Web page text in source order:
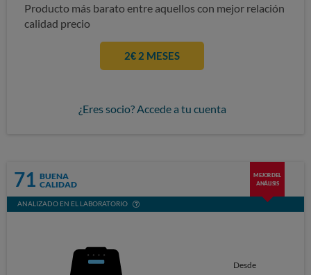
Producto más barato entre aquellos con mejor relación
calidad precio
2€ 2 MESES
¿Eres socio? Accede a tu cuenta
71 BUENA
CALIDAD
MEJOR DEL
ANÁLISIS
ANALIZADO EN EL LABORATORIO
Desde